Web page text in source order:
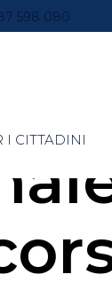
598 080
I CITTADINI